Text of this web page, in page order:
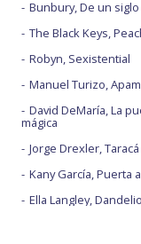
Bunbury, De un
The Black Keys,
Robyn, Sexistential
Manuel Turizo,
David DeMaría, La
mágica
Jorge Drexler, Taracá
Kany García, Puerta
Ella Langley,